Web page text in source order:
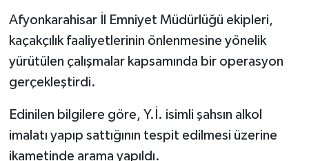
Afyonkarahisar İl Emniyet Müdürlüğü ekipleri,
kaçakçılık faaliyetlerinin önlenmesine yönelik
yürütülen çalışmalar kapsamında bir operasyon
gerçekleştirdi.
Edinilen bilgilere göre, Y.İ. isimli şahsın alkol
imalatı yapıp sattığının tespit edilmesi üzerine
ikametinde arama yapıldı.